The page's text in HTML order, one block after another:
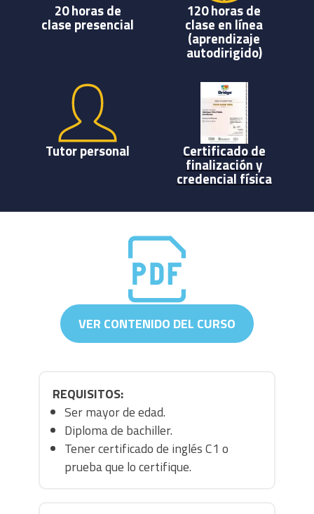
20 horas de
clase presencial
120 horas de
clase en línea
(aprendizaje
autodirigido)
Tutor personal Certificado de
finalización y
credencial física
VER CONTENIDO DEL CURSO
REQUISITOS:
Ser mayor de edad.
Diploma de bachiller.
Tener certificado de inglés C1 o
prueba que lo certifique.